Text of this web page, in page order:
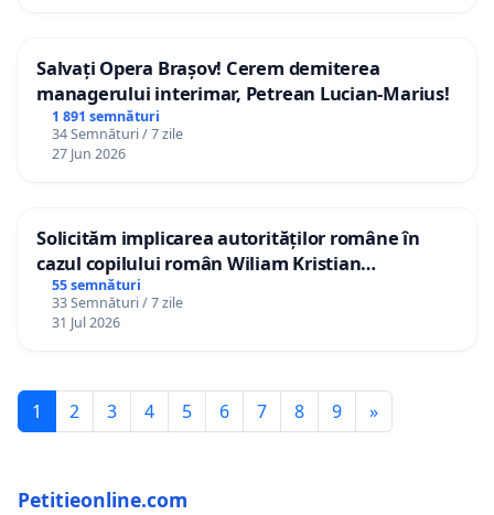
Salvați Opera Brașov! Cerem demiterea
managerului interimar, Petrean Lucian-Marius!
1 891 semnături
34 Semnături / 7 zile
27 Jun 2026
Solicităm implicarea autorităților române în
cazul copilului român Wiliam Kristian
Gheorghe, aflat în plasament în Danemarca de
12 ani
55 semnături
33 Semnături / 7 zile
31 Jul 2026
1 2 3 4 5 6 7 8 9 »
Petitieonline.com